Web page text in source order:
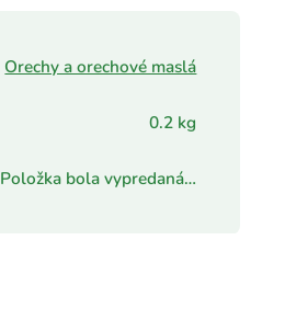
Orechy a orechové maslá
0.2 kg
Položka bola vypredaná…